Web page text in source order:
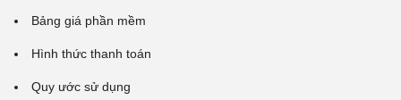
Bảng giá phần mềm
Hình thức thanh toán
Quy ước sử dụng